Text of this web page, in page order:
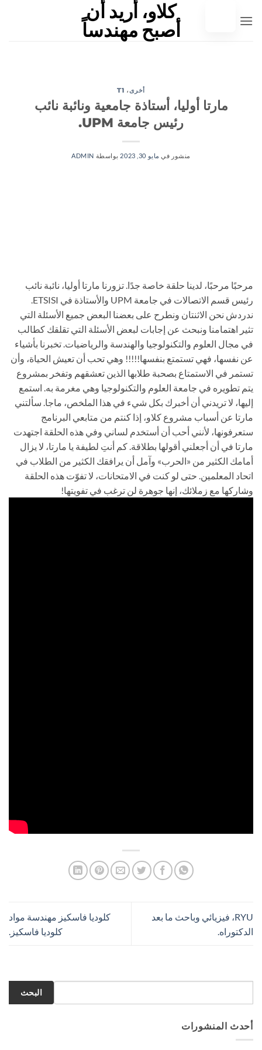
إلى
أخرى، T1
مارتا أوليا، أستاذة جامعية ونائبة نائب
رئيس جامعة UPM.
منشور في مايو 30, 2023 بواسطة ADMIN
مرحبًا مرحبًا، لدينا حلقة خاصة جدًا. تزورنا مارتا أوليا، نائبة نائب
رئيس قسم الاتصالات في جامعة UPM والأستاذة في ETSISI.
ندردش نحن الاثنتان ونطرح على بعضنا البعض جميع الأسئلة التي
تثير اهتمامنا ونبحث عن إجابات لبعض الأسئلة التي تقلقك كطالب
في مجال العلوم والتكنولوجيا والهندسة والرياضيات. تخبرنا بأشياء
عن نفسها، فهي تستمتع بنفسها!!!!! وهي تحب أن تعيش الحياة، وأن
تستمر في الاستمتاع بصحبة طلابها الذين تعشقهم وتفخر بمشروع
يتم تطويره في جامعة العلوم والتكنولوجيا وهي مغرمة به. استمع
إليها، لا تريدني أن أخبرك بكل شيء في هذا الملخص، ماجا. سألتني
مارتا عن أسباب مشروع كلاو، إذا كنتم من متابعي البرنامج
ستعرفونها، لأنني أحب أن أستخدم لساني وفي هذه الحلقة اجتهدت
مارتا في أن أجعلني أقولها بطلاقة. كم أنتِ لطيفة يا مارتا، لا يزال
أمامك الكثير من «الحرب» وآمل أن يرافقك الكثير من الطلاب في
اتحاد المعلمين. حتى لو كنت في الامتحانات، لا تفوّت هذه الحلقة
وشاركها مع زملائك، إنها جوهرة لن ترغب في تفويتها!
RYU، فيزيائي وباحث ما بعد
الدكتوراه.
كلوديا فاسكيز مهندسة مواد
كلوديا فاسكيز.
البحث
أحدث المنشورات